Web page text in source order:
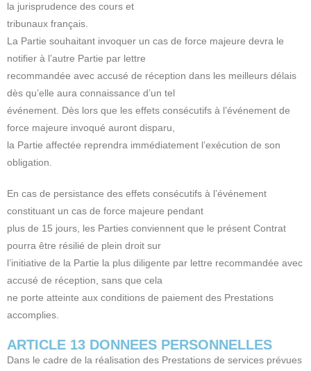
la jurisprudence des cours et
tribunaux français.
La Partie souhaitant invoquer un cas de force majeure devra le
notifier à l’autre Partie par lettre
recommandée avec accusé de réception dans les meilleurs délais
dès qu’elle aura connaissance d’un tel
événement. Dès lors que les effets consécutifs à l’événement de
force majeure invoqué auront disparu,
la Partie affectée reprendra immédiatement l’exécution de son
obligation.
En cas de persistance des effets consécutifs à l’événement
constituant un cas de force majeure pendant
plus de 15 jours, les Parties conviennent que le présent Contrat
pourra être résilié de plein droit sur
l’initiative de la Partie la plus diligente par lettre recommandée avec
accusé de réception, sans que cela
ne porte atteinte aux conditions de paiement des Prestations
accomplies.
ARTICLE 13 DONNEES PERSONNELLES
Dans le cadre de la réalisation des Prestations de services prévues